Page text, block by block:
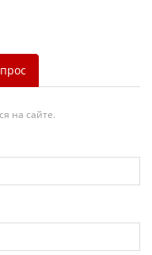
на сайте.